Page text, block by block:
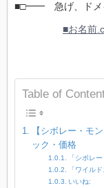
■□━━ 急げ、ドメ
■お名前
Table of
【シボレー・モ
ック・価格
「シボレ
「ワイル
いいね: